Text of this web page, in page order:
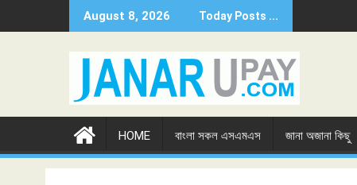
to
August 8, 2026 Today Posts ...
HOME বাংলা সকল এসএমএস জানা অজানা কিছু